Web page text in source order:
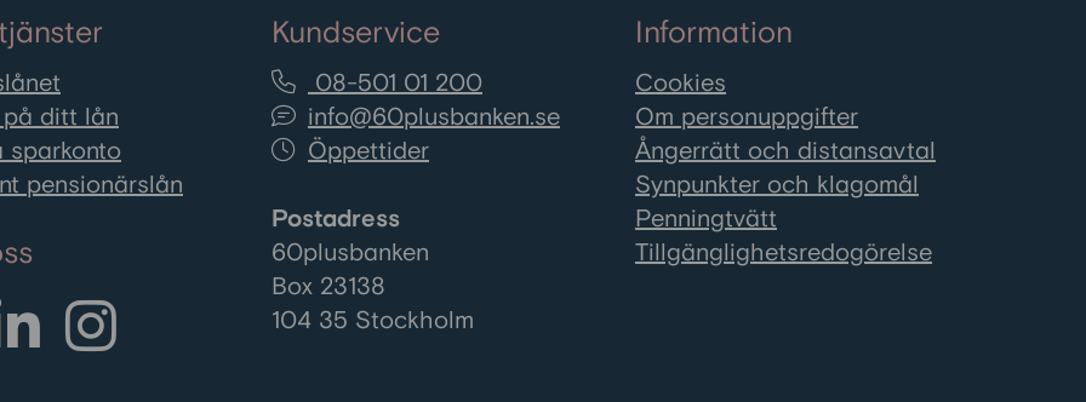
proportionell representation
för personer över 60.
på ditt lån
sparkonto
pensionärslån
Kundservice
08-501 01 200
info@60plusbanken.se
Öppettider
Postadress
60plusbanken
Box 23138
104 35 Stockholm
Information
Cookies
Om personuppgifter
Ångerrätt och distansavtal
Synpunkter och klagomål
Penningtvätt
Tillgänglighetsredogörelse